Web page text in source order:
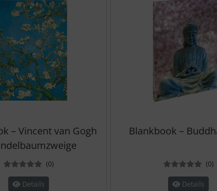
– Vincent van Gogh
(0Bewertungen
)
Details
Blankbook –
(0)
Details